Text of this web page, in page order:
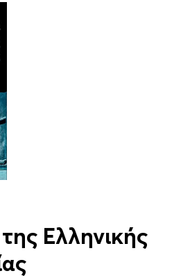
Ελληνικής